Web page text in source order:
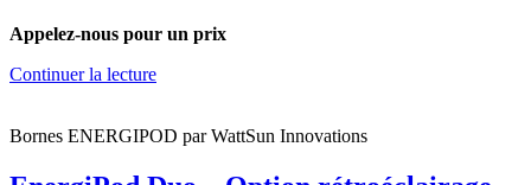
Appelez-nous pour un prix
Continuer la lecture
Bornes ENERGIPOD par WattSun Innovations